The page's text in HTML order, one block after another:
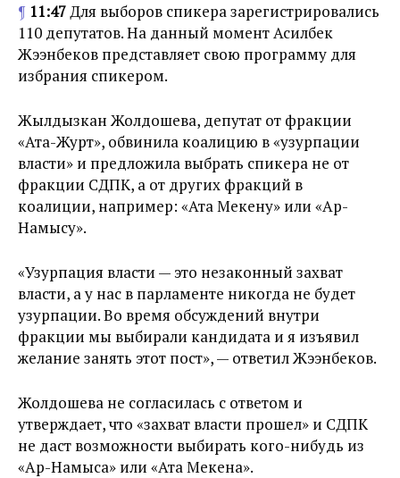
¶ 11:47Для выборов спикера зарегистрировались
110 депутатов. На данный момент Асилбек
Жээнбеков представляет свою программу для
избрания спикером.
Жылдызкан Жолдошева, депутат от фракции
«Ата-Журт», обвинила коалицию в «узурпации
власти» и предложила выбрать спикера не от
фракции СДПК, а от других фракций в
коалиции, например: «Ата Мекену» или «Ар-
Намысу».
«Узурпация власти — это незаконный захват
власти, а у нас в парламенте никогда не будет
узурпации. Во время обсуждений внутри
фракции мы выбирали кандидата и я изъявил
желание занять этот пост», — ответил Жээнбеков.
Жолдошева не согласилась с ответом и
утверждает, что «захват власти прошел» и СДПК
не даст возможности выбирать кого-нибудь из
«Ар-Намыса» или «Ата Мекена».